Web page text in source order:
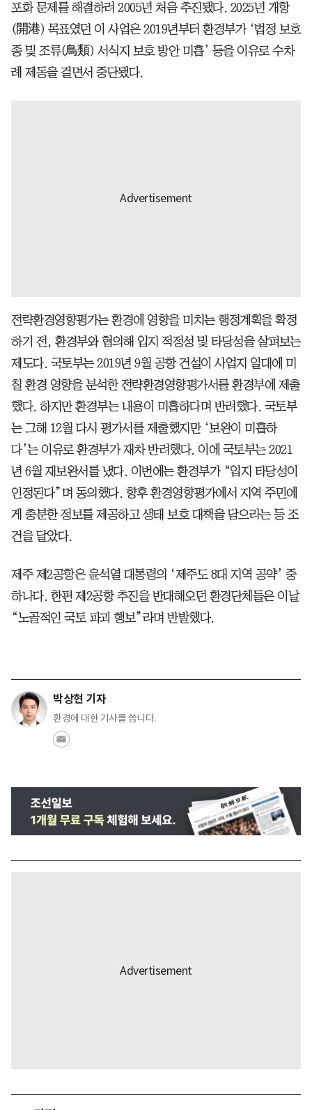
포화 문제를 해결하려 2005년 처음 추진됐다. 2025년 개항
(開港) 목표였던 이 사업은 2019년부터 환경부가 ‘법정 보호
종 및 조류(鳥類) 서식지 보호 방안 미흡’ 등을 이유로 수차
례 제동을 걸면서 중단됐다.
전략환경영향평가는 환경에 영향을 미치는 행정계획을 확정
하기 전, 환경부와 협의해 입지 적정성 및 타당성을 살펴보는
제도다. 국토부는 2019년 9월 공항 건설이 사업지 일대에 미
칠 환경 영향을 분석한 전략환경영향평가서를 환경부에 제출
했다. 하지만 환경부는 내용이 미흡하다며 반려했다. 국토부
는 그해 12월 다시 평가서를 제출했지만 ‘보완이 미흡하
다’는 이유로 환경부가 재차 반려했다. 이에 국토부는 2021
년 6월 재보완서를 냈다. 이번에는 환경부가 “입지 타당성이
인정된다”며 동의했다. 향후 환경영향평가에서 지역 주민에
게 충분한 정보를 제공하고 생태 보호 대책을 담으라는 등 조
건을 달았다.
제주 제2공항은 윤석열 대통령의 ‘제주도 8대 지역 공약’ 중
하나다. 한편 제2공항 추진을 반대해오던 환경단체들은 이날
“노골적인 국토 파괴 행보”라며 반발했다.
박상현 기자
환경에 대한 기사를 씁니다.